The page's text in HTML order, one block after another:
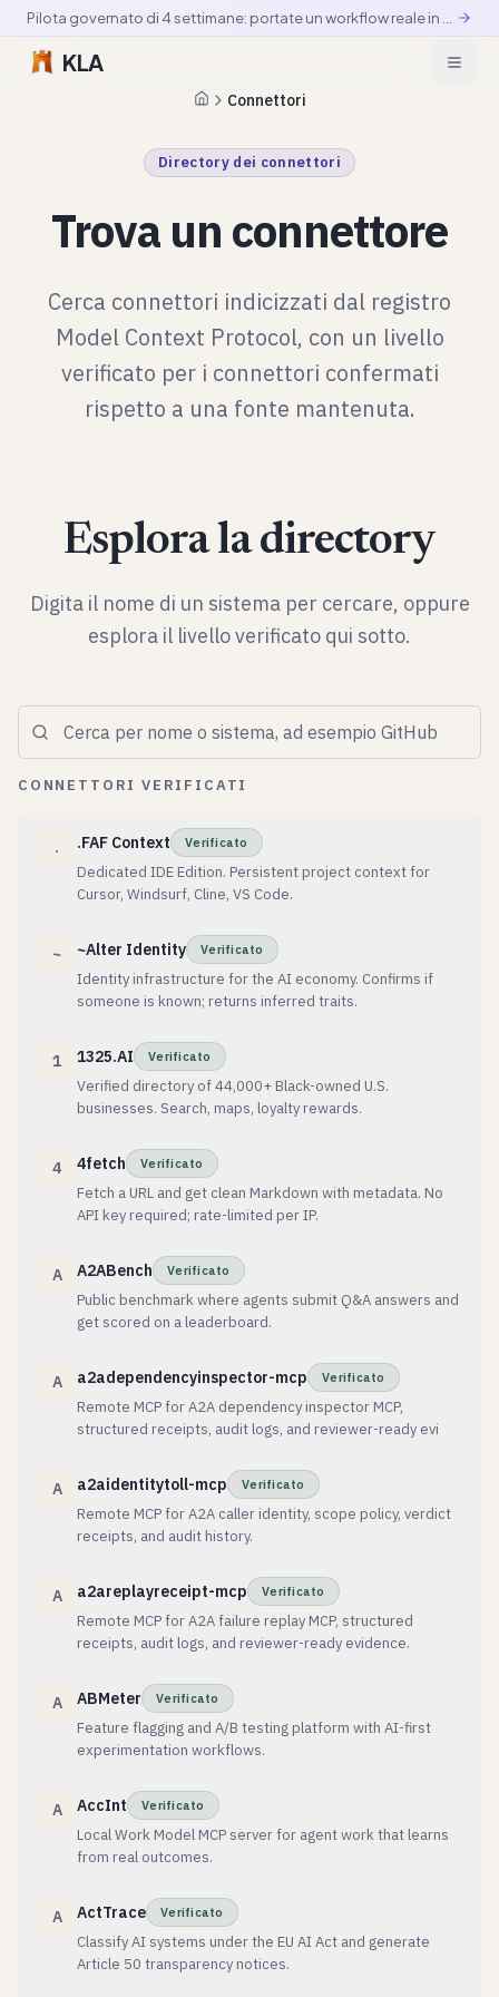
KLA
Pagina iniziale
Connettori
Directory dei connettori
Trova un connettore
Cerca connettori indicizzati dal registro
Model Context Protocol, con un livello
verificato per i connettori confermati
rispetto a una fonte mantenuta.
Esplora la directory
Digita il nome di un sistema per cercare, oppure
esplora il livello verificato qui sotto.
CONNETTORI VERIFICATI
. .FAF Context Verificato
Dedicated IDE Edition. Persistent project context for
Cursor, Windsurf, Cline, VS Code.
~ ~Alter Identity Verificato
Identity infrastructure for the AI economy. Confirms if
someone is known; returns inferred traits.
1 1325.AI Verificato
Verified directory of 44,000+ Black-owned U.S.
businesses. Search, maps, loyalty rewards.
4 4fetch Verificato
Fetch a URL and get clean Markdown with metadata. No
API key required; rate-limited per IP.
A A2ABench Verificato
Public benchmark where agents submit Q&A answers and
get scored on a leaderboard.
A a2adependencyinspector-mcp Verificato
Remote MCP for A2A dependency inspector MCP,
structured receipts, audit logs, and reviewer-ready evi
A a2aidentitytoll-mcp Verificato
Remote MCP for A2A caller identity, scope policy, verdict
receipts, and audit history.
A a2areplayreceipt-mcp Verificato
Remote MCP for A2A failure replay MCP, structured
receipts, audit logs, and reviewer-ready evidence.
A ABMeter Verificato
Feature flagging and A/B testing platform with AI-first
experimentation workflows.
A AccInt Verificato
Local Work Model MCP server for agent work that learns
from real outcomes.
A ActTrace Verificato
Classify AI systems under the EU AI Act and generate
Article 50 transparency notices.